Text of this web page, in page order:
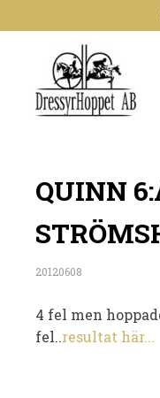
QUINN
20120608
4 fel men
fel..resultat här...